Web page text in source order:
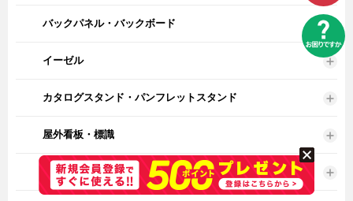
バックパネル・バックボード
イーゼル
カタログスタンド・パンフレットスタンド
屋外看板・標識
ピクトサインプレート・室名札